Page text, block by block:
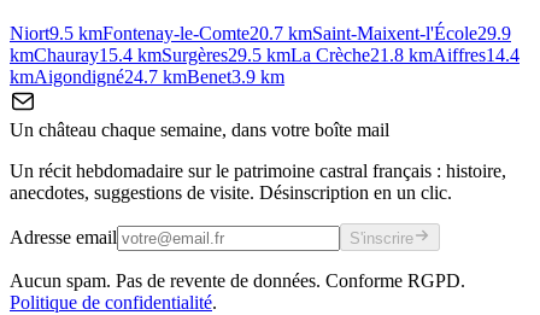
Niort9.5 kmFontenay-le-Comte20.7 kmSaint-Maixent-l'École29.9
kmChauray15.4 kmSurgères29.5 kmLa Crèche21.8 kmAiffres14.4
kmAigondigné24.7 kmBenet3.9 km
Un château chaque semaine, dans votre boîte mail
Un récit hebdomadaire sur le patrimoine castral français : histoire,
anecdotes, suggestions de visite. Désinscription en un clic.
Adresse email S'inscrire
Aucun spam. Pas de revente de données. Conforme RGPD.
Politique de confidentialité.